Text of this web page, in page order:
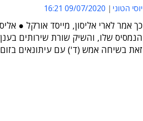
יוסי הטוני 09/07/2020 16:21
זאת בשיחה אמש (ד') עם עיתונאים בזום